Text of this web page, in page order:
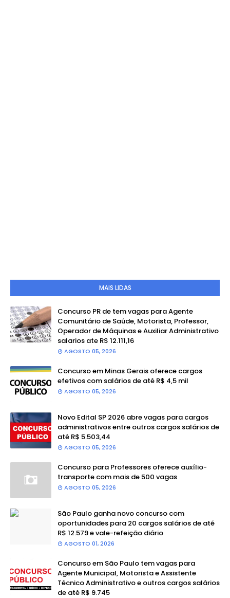
MAIS LIDAS
Concurso PR de tem vagas para Agente
Comunitário de Saúde, Motorista, Professor,
Operador de Máquinas e Auxiliar Administrativo
salarios ate R$ 12.111,16
AGOSTO 05, 2026
Concurso em Minas Gerais oferece cargos
efetivos com salários de até R$ 4,5 mil
AGOSTO 05, 2026
Novo Edital SP 2026 abre vagas para cargos
administrativos entre outros cargos salários de
até R$ 5.503,44
AGOSTO 05, 2026
Concurso para Professores oferece auxílio-
transporte com mais de 500 vagas
AGOSTO 05, 2026
São Paulo ganha novo concurso com
oportunidades para 20 cargos salários de até
R$ 12.579 e vale-refeição diário
AGOSTO 01, 2026
Concurso em São Paulo tem vagas para
Agente Municipal, Motorista e Assistente
Técnico Administrativo e outros cargos salários
de até R$ 9.745